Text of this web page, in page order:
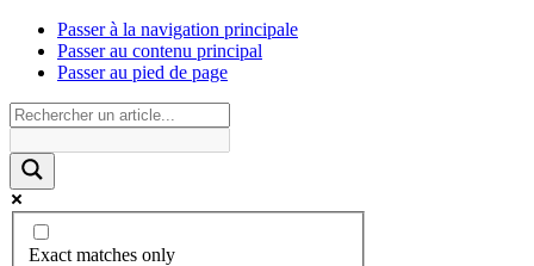
Passer à la navigation principale
Passer au contenu principal
Passer au pied de page
Exact matches only